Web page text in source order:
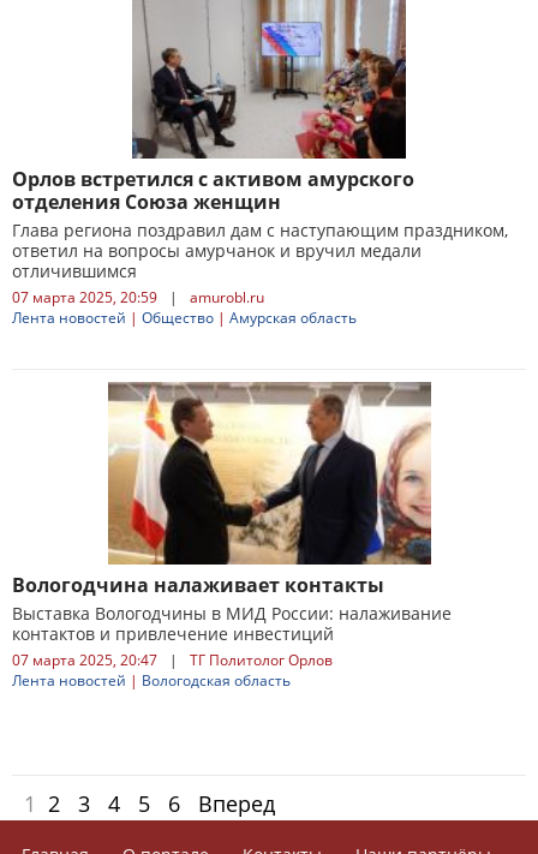
Орлов встретился с активом амурского
отделения Союза женщин
Глава региона поздравил дам с наступающим праздником,
ответил на вопросы амурчанок и вручил медали
отличившимся
07 марта 2025, 20:59 |
amurobl.ru
Лента новостей | Общество | Амурская область
Вологодчина налаживает контакты
Выставка Вологодчины в МИД России: налаживание
контактов и привлечение инвестиций
07 марта 2025, 20:47 |
ТГ Политолог Орлов
Лента новостей | Вологодская область
1 2 3 4 5 6 Вперед